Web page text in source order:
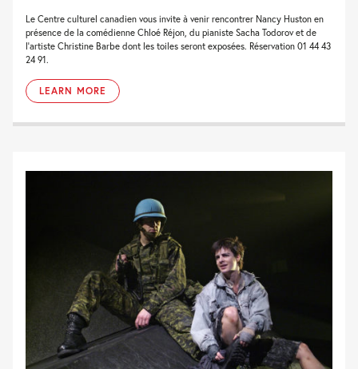
Le Centre culturel canadien vous invite à venir rencontrer Nancy Huston en
présence de la comédienne Chloé Réjon, du pianiste Sacha Todorov et de
l’artiste Christine Barbe dont les toiles seront exposées. Réservation 01 44 43
24 91.
LEARN MORE